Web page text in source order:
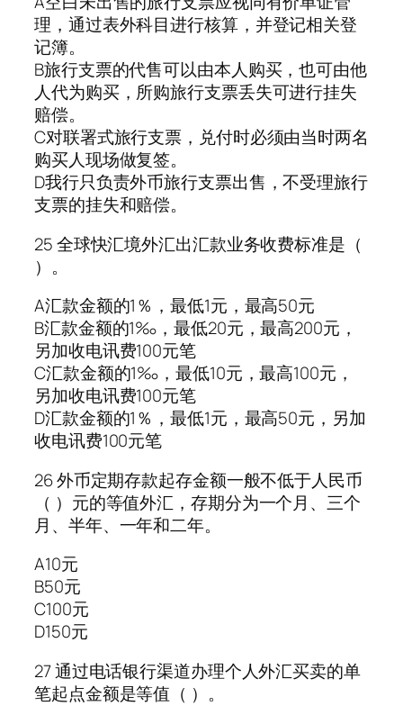
理，通过表外科目进行核算，并登记相关登
记簿。
B旅行支票的代售可以由本人购买，也可由他
人代为购买，所购旅行支票丢失可进行挂失
赔偿。
C对联署式旅行支票，兑付时必须由当时两名
购买人现场做复签。
D我行只负责外币旅行支票出售，不受理旅行
支票的挂失和赔偿。
25 全球快汇境外汇出汇款业务收费标准是（
）。
A汇款金额的1％，最低1元，最高50元
B汇款金额的1‰，最低20元，最高200元，
另加收电讯费100元笔
C汇款金额的1‰，最低10元，最高100元，
另加收电讯费100元笔
D汇款金额的1％，最低1元，最高50元，另加
收电讯费100元笔
26 外币定期存款起存金额一般不低于人民币
（ ）元的等值外汇，存期分为一个月、三个
月、半年、一年和二年。
A10元
B50元
C100元
D150元
27 通过电话银行渠道办理个人外汇买卖的单
笔起点金额是等值（ ）。